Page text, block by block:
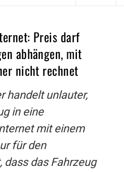
Preis darf
abhängen, mit
nicht rechnet
handelt unlauter,
in eine
mit einem
für den
dass das Fahrzeug